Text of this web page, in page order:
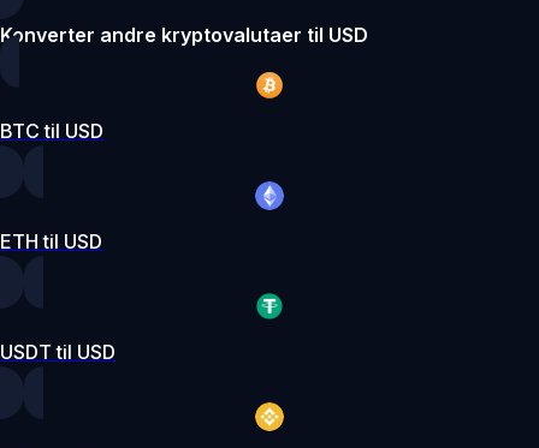
Konverter andre kryptovalutaer til USD
BTC til USD
ETH til USD
USDT til USD